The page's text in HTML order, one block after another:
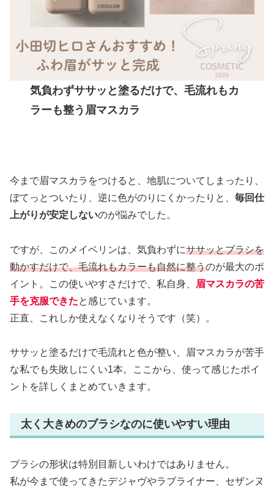
気負わずササッと塗るだけで、毛流れもカ
ラーも整う眉マスカラ
今まで眉マスカラをつけると、地肌についてしまったり、
ぼてっとついたり、逆に色がのりにくかったりと、 毎回仕
上がりが安定しないのが悩みでした。
ですが、このメイベリンは、気負わずにササッとブラシを
動かすだけで、毛流れもカラーも自然に整うのが最大のポ
イント。この使いやすさだけで、私自身、
眉マスカラの苦
手を克服できたと感じています。
正直、これしか使えなくなりそうです（笑）。
ササッと塗るだけで毛流れと色が整い、眉マスカラが苦手
な私でも失敗しにくい1本。ここから、使って感じたポイ
ントを詳しくまとめていきます。
太く大きめのブラシなのに使いやすい理由
ブラシの形状は特別目新しいわけではありません。
私が今まで使ってきたデジャヴやラブライナー、セザンヌ